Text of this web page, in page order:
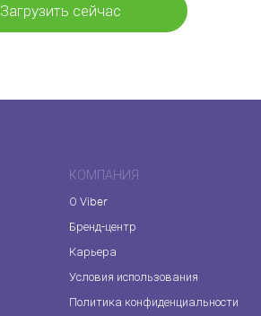
Загрузить сейчас
КОМПАНИЯ
О Viber
Бренд-центр
Карьера
Условия использования
Политика конфиденциальности